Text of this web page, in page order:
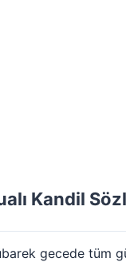
Kandil
gecede tüm